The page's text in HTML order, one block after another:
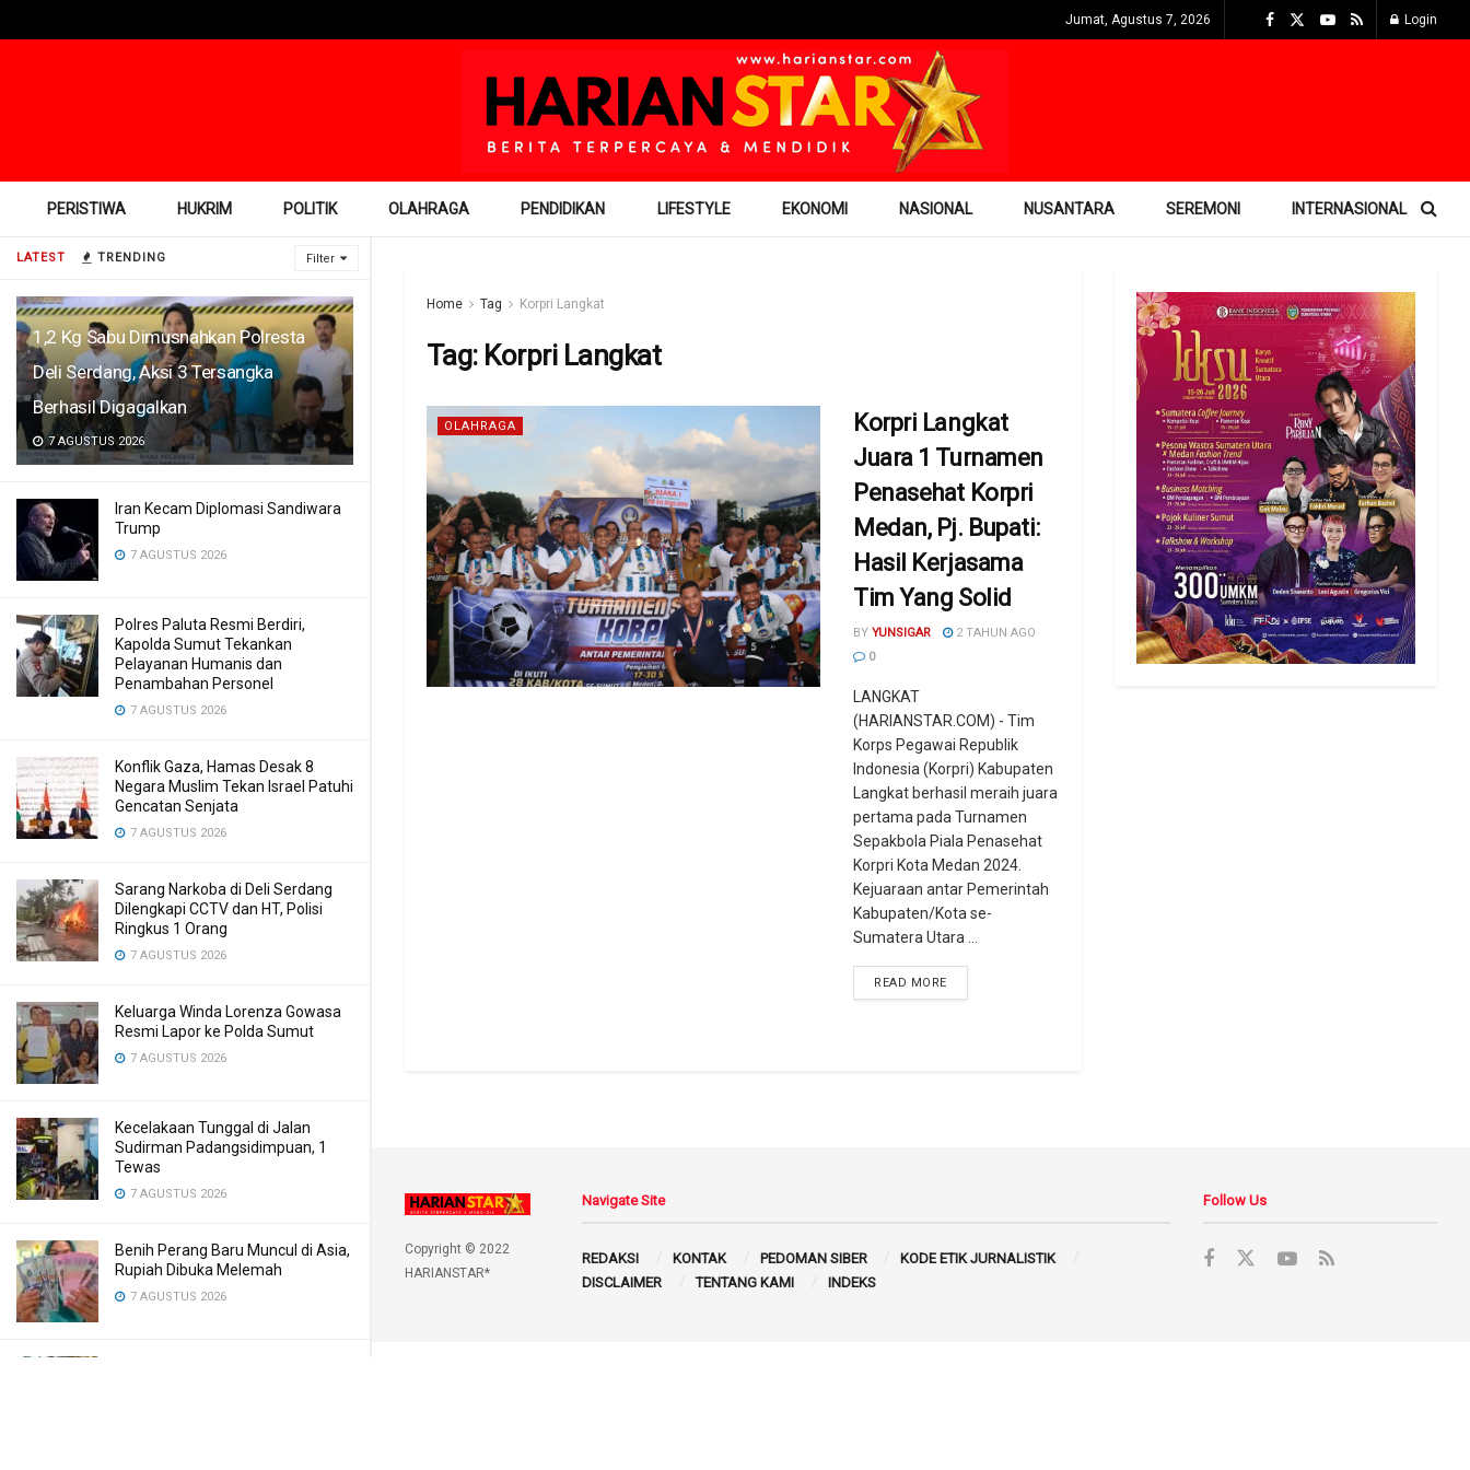
LATEST TRENDING Filter
1,2 Kg Sabu Dimusnahkan Polresta
Deli Serdang, Aksi 3 Tersangka
Berhasil Digagalkan
7 AGUSTUS 2026
Iran Kecam Diplomasi Sandiwara
Trump
7 AGUSTUS 2026
Polres Paluta Resmi Berdiri,
Kapolda Sumut Tekankan
Pelayanan Humanis dan
Penambahan Personel
7 AGUSTUS 2026
Konflik Gaza, Hamas Desak 8
Negara Muslim Tekan Israel Patuhi
Gencatan Senjata
7 AGUSTUS 2026
Sarang Narkoba di Deli Serdang
Dilengkapi CCTV dan HT, Polisi
Ringkus 1 Orang
7 AGUSTUS 2026
Keluarga Winda Lorenza Gowasa
Resmi Lapor ke Polda Sumut
7 AGUSTUS 2026
Kecelakaan Tunggal di Jalan
Sudirman Padangsidimpuan, 1
Tewas
7 AGUSTUS 2026
Benih Perang Baru Muncul di Asia,
Rupiah Dibuka Melemah
7 AGUSTUS 2026
Jumat, Agustus 7, 2026 Login
PERISTIWA HUKRIM POLITIK OLAHRAGA PENDIDIKAN LIFESTYLE EKONOMI NASIONAL NUSANTARA SEREMONI INTERNASIONAL
Home Tag Korpri Langkat
Tag: Korpri Langkat
OLAHRAGA
Korpri Langkat
Juara 1 Turnamen
Penasehat Korpri
Medan, Pj. Bupati:
Hasil Kerjasama
Tim Yang Solid
BY YUNSIGAR
2 TAHUN AGO
0
LANGKAT
(HARIANSTAR.COM) - Tim
Korps Pegawai Republik
Indonesia (Korpri) Kabupaten
Langkat berhasil meraih juara
pertama pada Turnamen
Sepakbola Piala Penasehat
Korpri Kota Medan 2024.
Kejuaraan antar Pemerintah
Kabupaten/Kota se-
Sumatera Utara ...
READ MORE
Copyright © 2022
HARIANSTAR*
Navigate Site
REDAKSI KONTAK PEDOMAN SIBER
KODE ETIK JURNALISTIK
DISCLAIMER
TENTANG KAMI INDEKS
Follow Us